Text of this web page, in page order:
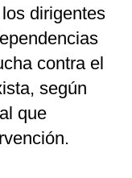
dirigentes
contra el
según
que